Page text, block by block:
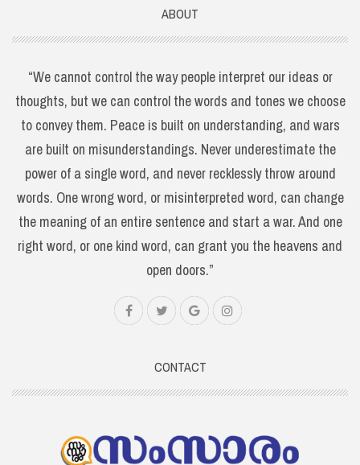
ABOUT
“We cannot control the way people interpret our ideas or
thoughts, but we can control the words and tones we choose
to convey them. Peace is built on understanding, and wars
are built on misunderstandings. Never underestimate the
power of a single word, and never recklessly throw around
words. One wrong word, or misinterpreted word, can change
the meaning of an entire sentence and start a war. And one
right word, or one kind word, can grant you the heavens and
open doors.”
CONTACT